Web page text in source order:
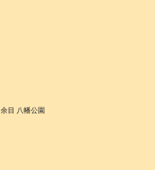
余目 八幡公園